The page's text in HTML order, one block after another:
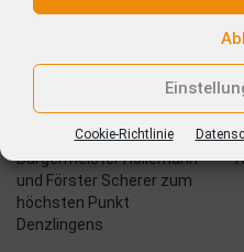
Cookie-Richtlinie
Schwarzwaldverein –
Unterwegs mit
Bürgermeister Hollemann
und Förster Scherer zum
höchsten Punkt
Denzlingens